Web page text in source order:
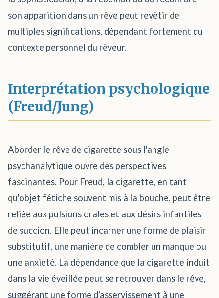
son apparition dans un rêve peut revêtir de
multiples significations, dépendant fortement du
contexte personnel du rêveur.
Interprétation psychologique
(Freud/Jung)
Aborder le rêve de cigarette sous l'angle
psychanalytique ouvre des perspectives
fascinantes. Pour Freud, la cigarette, en tant
qu'objet fétiche souvent mis à la bouche, peut être
reliée aux pulsions orales et aux désirs infantiles
de succion. Elle peut incarner une forme de plaisir
substitutif, une manière de combler un manque ou
une anxiété. La dépendance que la cigarette induit
dans la vie éveillée peut se retrouver dans le rêve,
suggérant une forme d'asservissement à une